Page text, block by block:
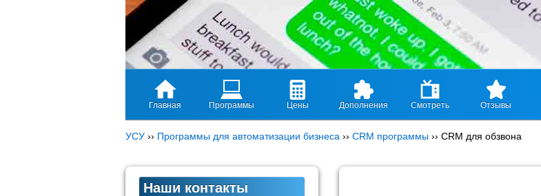
Главная Программы Цены Дополнения Смотреть Отзывы
УСУ ›› Программы для автоматизации бизнеса ›› CRM программы ›› CRM для обзвона
Наши контакты